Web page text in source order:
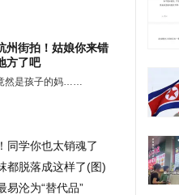
州街拍！姑娘你来错
方了吧
然是孩子的妈……
同学你也太销魂了
都脱落成这样了(图)
易沦为“替代品”